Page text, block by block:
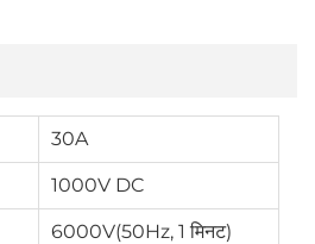
30A
1000V DC
6000V(50Hz, 1 मिनट)